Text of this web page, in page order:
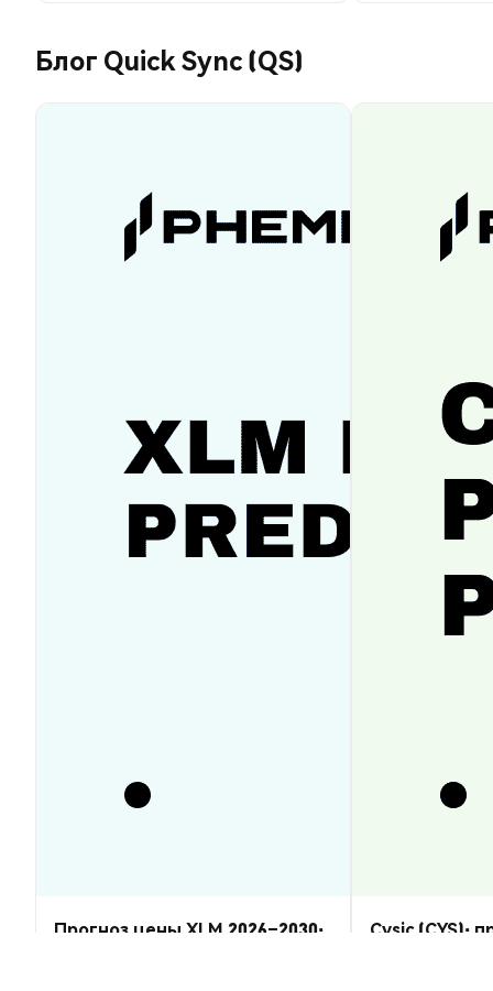
Блог Quick Sync (QS)
Прогноз цены XLM 2026–2030:
Cysic (CYS):